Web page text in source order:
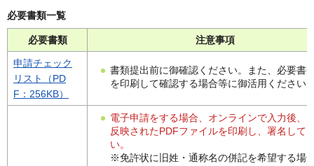
必要書類一覧
必要書類 注意事項
申請チェック
リスト（PD
F：256KB）
書類提出前に御確認ください。また、必要書
を印刷して確認する場合等に御活用ください
電子申請をする場合、オンラインで入力後、
反映されたPDFファイルを印刷し、署名して
い。
※免許状に旧姓・通称名の併記を希望する場